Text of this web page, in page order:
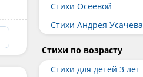
Стихи Осеевой
Стихи Андрея Усачева
Стихи по возрасту
Стихи для детей 3 лет